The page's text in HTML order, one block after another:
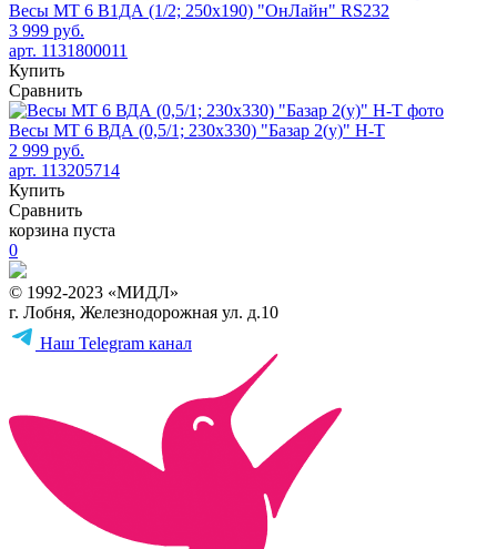
Весы МТ 6 В1ДА (1/2; 250х190) "ОнЛайн" RS232
3 999 руб.
арт. 1131800011
Купить
Сравнить
Весы МТ 6 ВДА (0,5/1; 230х330) "Базар 2(у)" Н-Т
2 999 руб.
арт. 113205714
Купить
Сравнить
корзина пуста
0
© 1992-2023 «МИДЛ»
г. Лобня, Железнодорожная ул. д.10
Наш Telegram канал